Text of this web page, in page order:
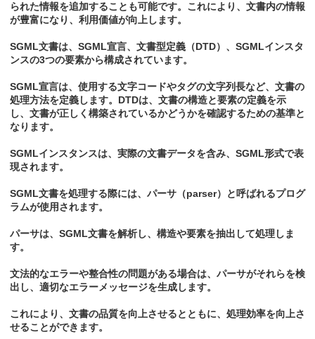
られた情報を追加することも可能です。これにより、文書内の情報
が豊富になり、利用価値が向上します。
SGML文書は、SGML宣言、文書型定義（DTD）、SGMLインスタ
ンスの3つの要素から構成されています。
SGML宣言は、使用する文字コードやタグの文字列長など、文書の
処理方法を定義します。DTDは、文書の構造と要素の定義を示
し、文書が正しく構築されているかどうかを確認するための基準と
なります。
SGMLインスタンスは、実際の文書データを含み、SGML形式で表
現されます。
SGML文書を処理する際には、パーサ（parser）と呼ばれるプログ
ラムが使用されます。
パーサは、SGML文書を解析し、構造や要素を抽出して処理しま
す。
文法的なエラーや整合性の問題がある場合は、パーサがそれらを検
出し、適切なエラーメッセージを生成します。
これにより、文書の品質を向上させるとともに、処理効率を向上さ
せることができます。